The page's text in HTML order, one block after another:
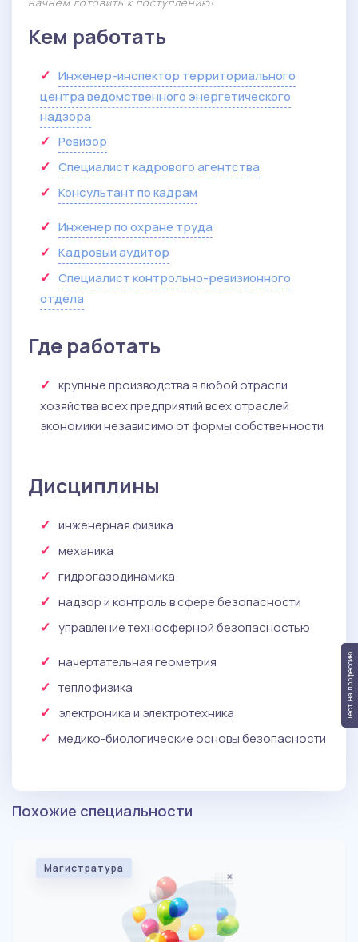
Кем работать
Инженер-инспектор территориального
центра ведомственного энергетического
надзора
Ревизор
Специалист кадрового агентства
Консультант по кадрам
Инженер по охране труда
Кадровый аудитор
Специалист контрольно-ревизионного
отдела
Где работать
крупные производства в любой отрасли
хозяйства всех предприятий всех отраслей
экономики независимо от формы собственности
Дисциплины
инженерная физика
механика
гидрогазодинамика
надзор и контроль в сфере безопасности
управление техносферной безопасностью
начертательная геометрия
теплофизика
электроника и электротехника
медико-биологические основы безопасности
Похожие специальности
Магистратура
Тест на профессию